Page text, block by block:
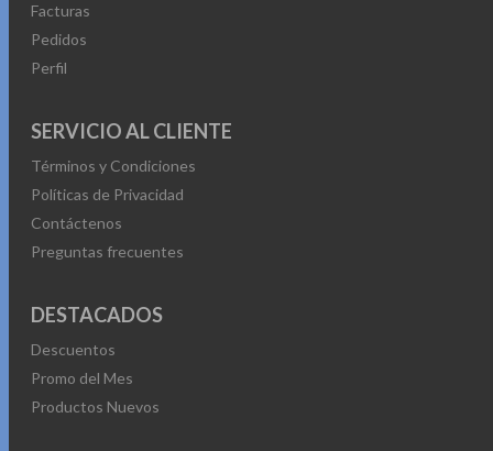
Facturas
Pedidos
Perfil
SERVICIO AL CLIENTE
Términos y Condiciones
Políticas de Privacidad
Contáctenos
Preguntas frecuentes
DESTACADOS
Descuentos
Promo del Mes
Productos Nuevos